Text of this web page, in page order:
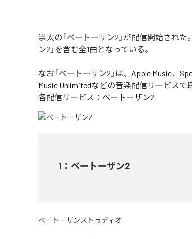
崇太の「ベートーザン2」が配信開始され
ン2」を含む全1曲となっている。
なお「ベートーザン2 」は、 Apple Music、
Music Unlimitedなどの音楽配信サービスで
各配信サービス： ベートーザン2
1 ： ベートーザン2
ベートーザンストゥディオ